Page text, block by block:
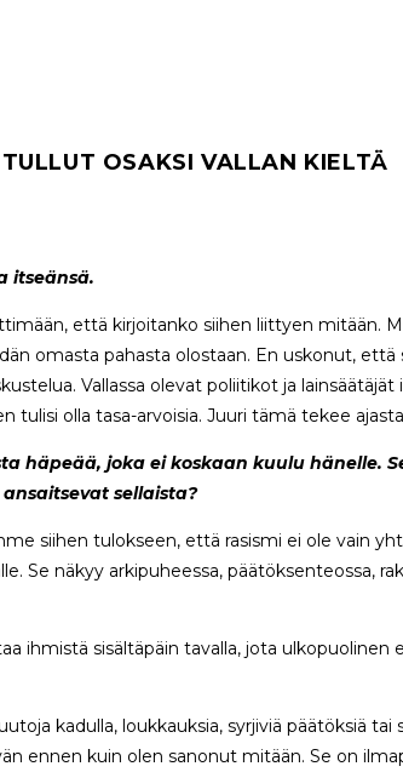
OSAKSI VALLAN KIELTÄ
itseänsä.
että kirjoitanko siihen liittyen mitään.
omasta pahasta olostaan. En uskonut,
Vallassa olevat poliitikot ja
tulisi olla tasa-arvoisia. Juuri tämä tekee
häpeää, joka ei koskaan kuulu hänelle.
sellaista?
siihen tulokseen, että rasismi ei ole vain
Se näkyy arkipuheessa, päätöksenteossa,
ihmistä sisältäpäin tavalla, jota
kadulla, loukkauksia, syrjiviä päätöksiä
ennen kuin olen sanonut mitään. Se on